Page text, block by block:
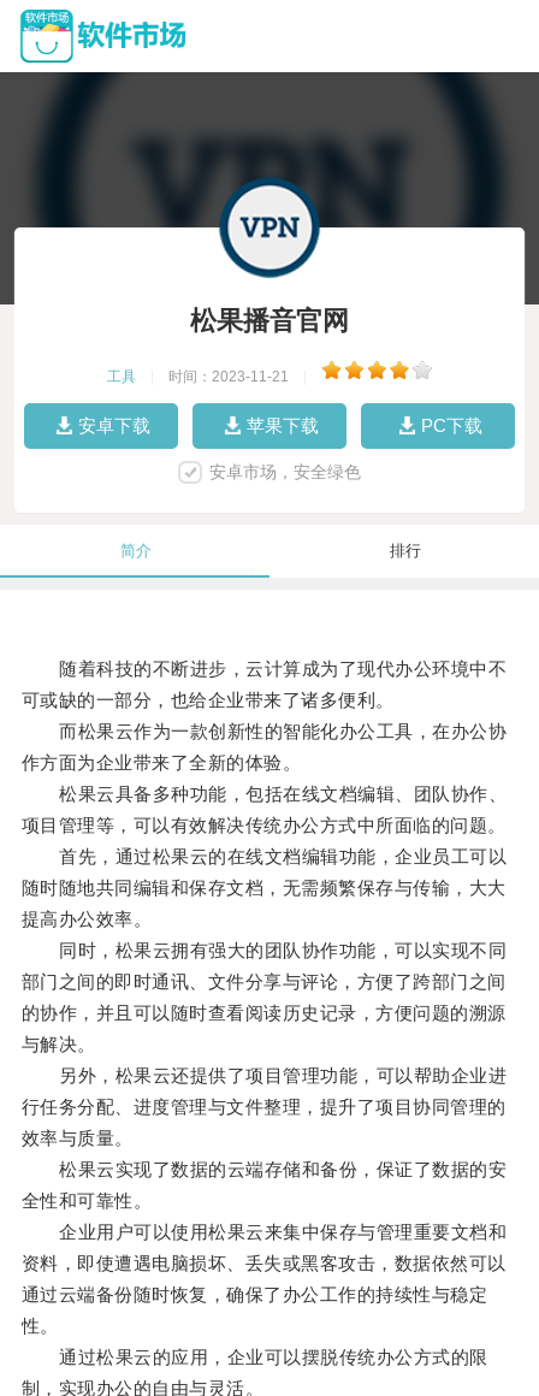
松果播音官网
工具 时间：2023-11-21
安卓下载 苹果下载 PC下载
安卓市场，安全绿色
简介 排行
随着科技的不断进步，云计算成为了现代办公环境中不
可或缺的一部分，也给企业带来了诸多便利。
而松果云作为一款创新性的智能化办公工具，在办公协
作方面为企业带来了全新的体验。
松果云具备多种功能，包括在线文档编辑、团队协作、
项目管理等，可以有效解决传统办公方式中所面临的问题。
首先，通过松果云的在线文档编辑功能，企业员工可以
随时随地共同编辑和保存文档，无需频繁保存与传输，大大
提高办公效率。
同时，松果云拥有强大的团队协作功能，可以实现不同
部门之间的即时通讯、文件分享与评论，方便了跨部门之间
的协作，并且可以随时查看阅读历史记录，方便问题的溯源
与解决。
另外，松果云还提供了项目管理功能，可以帮助企业进
行任务分配、进度管理与文件整理，提升了项目协同管理的
效率与质量。
松果云实现了数据的云端存储和备份，保证了数据的安
全性和可靠性。
企业用户可以使用松果云来集中保存与管理重要文档和
资料，即使遭遇电脑损坏、丢失或黑客攻击，数据依然可以
通过云端备份随时恢复，确保了办公工作的持续性与稳定
性。
通过松果云的应用，企业可以摆脱传统办公方式的限
制，实现办公的自由与灵活。